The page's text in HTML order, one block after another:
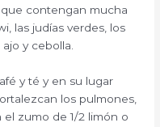
contengan mucha
las judías verdes, los
y cebolla.
y té y en su lugar
los pulmones,
zumo de 1/2 limón o